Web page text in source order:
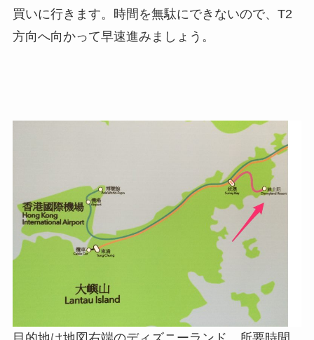
買いに行きます。時間を無駄にできないので、T2
方向へ向かって早速進みましょう。